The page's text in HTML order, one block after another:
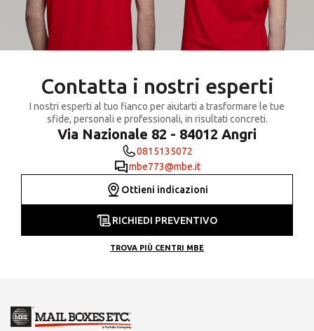
Contatta i nostri esperti
I nostri esperti al tuo fianco per aiutarti a trasformare le tue
sfide, personali e professionali, in risultati concreti.
Via Nazionale 82 - 84012 Angri
0815135072
mbe773@mbe.it
Ottieni indicazioni
RICHIEDI PREVENTIVO
TROVA PIÙ CENTRI MBE